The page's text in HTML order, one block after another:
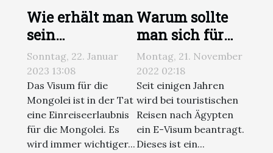
Wie erhält man
sein
elektronisches
Visum für die
Mongolei ?
Sonntag, 22. Januar
2023 13:08
Das Visum für die
Mongolei ist in der Tat
eine Einreiseerlaubnis
für die Mongolei. Es
wird immer wichtiger...
Warum sollte
man sich für
das ägyptische
E-Visum
entscheiden?
Montag, 21. November
2022 02:18
Seit einigen Jahren
wird bei touristischen
Reisen nach Ägypten
ein E-Visum beantragt.
Dieses ist ein...